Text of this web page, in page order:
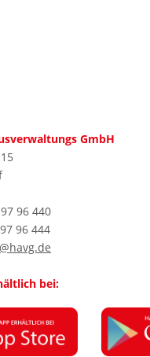
GmbH
96 440
96 444
bei: